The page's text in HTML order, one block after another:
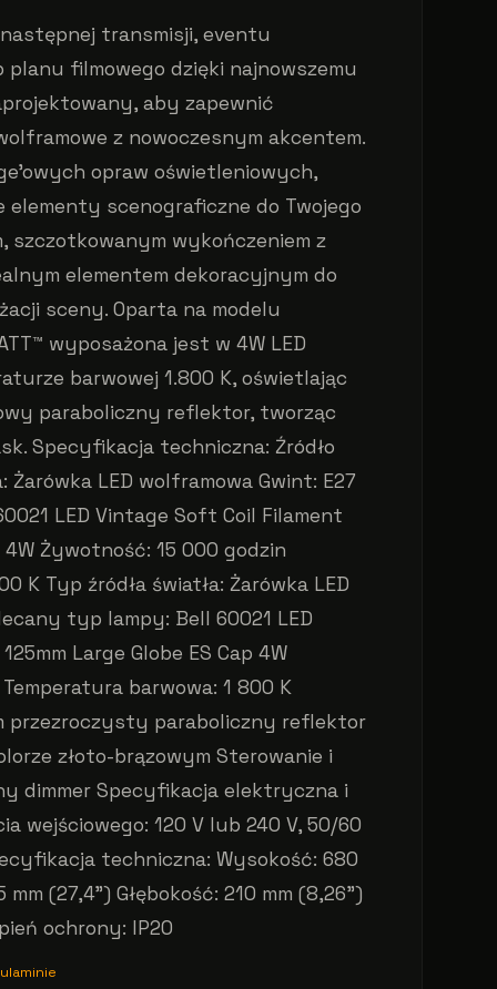
transmisji, eventu
filmowego dzięki najnowszemu
aby zapewnić
z nowoczesnym akcentem.
opraw oświetleniowych,
elementy scenograficzne do Twojego
szczotkowanym wykończeniem z
elementem dekoracyjnym do
sceny. Oparta na modelu
wyposażona jest w 4W LED
barwowej 1.800 K, oświetlając
paraboliczny reflektor, tworząc
Specyfikacja techniczna: Źródło
Żarówka LED wolframowa Gwint: E27
LED Vintage Soft Coil Filament
4W Żywotność: 15 000 godzin
K Typ źródła światła: Żarówka LED
typ lampy: Bell 60021 LED
Large Globe ES Cap 4W
barwowa: 1 800 K
przezroczysty paraboliczny reflektor
złoto-brązowym Sterowanie i
dimmer Specyfikacja elektryczna i
wejściowego: 120 V lub 240 V, 50/60
techniczna: Wysokość: 680
(27,4”) Głębokość: 210 mm (8,26”)
ochrony: IP20